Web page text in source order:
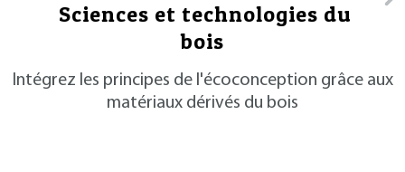
Sciences et technologies du
bois
Intégrez les principes de l'écoconception grâce aux
matériaux dérivés du bois